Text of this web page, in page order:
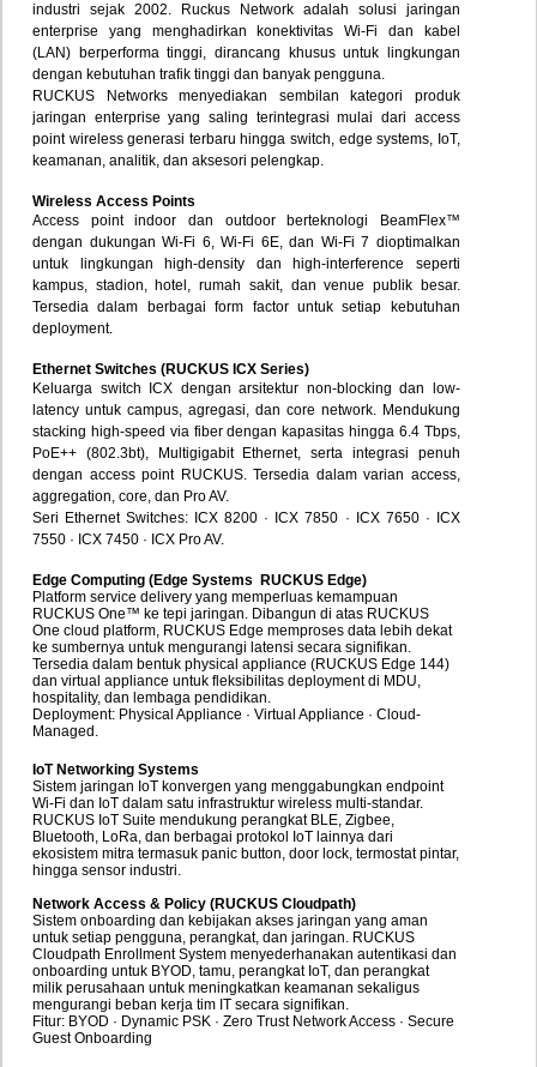
industri sejak 2002. Ruckus Network adalah solusi jaringan
enterprise yang menghadirkan konektivitas Wi-Fi dan kabel
(LAN) berperforma tinggi, dirancang khusus untuk lingkungan
dengan kebutuhan trafik tinggi dan banyak pengguna.
RUCKUS Networks menyediakan sembilan kategori produk
jaringan enterprise yang saling terintegrasi mulai dari access
point wireless generasi terbaru hingga switch, edge systems, IoT,
keamanan, analitik, dan aksesori pelengkap.
Wireless Access Points
Access point indoor dan outdoor berteknologi BeamFlex™
dengan dukungan Wi-Fi 6, Wi-Fi 6E, dan Wi-Fi 7 dioptimalkan
untuk lingkungan high-density dan high-interference seperti
kampus, stadion, hotel, rumah sakit, dan venue publik besar.
Tersedia dalam berbagai form factor untuk setiap kebutuhan
deployment.
Ethernet Switches (RUCKUS ICX Series)
Keluarga switch ICX dengan arsitektur non-blocking dan low-
latency untuk campus, agregasi, dan core network. Mendukung
stacking high-speed via fiber dengan kapasitas hingga 6.4 Tbps,
PoE++ (802.3bt), Multigigabit Ethernet, serta integrasi penuh
dengan access point RUCKUS. Tersedia dalam varian access,
aggregation, core, dan Pro AV.
Seri Ethernet Switches: ICX 8200 · ICX 7850 · ICX 7650 · ICX
7550 · ICX 7450 · ICX Pro AV.
Edge Computing (Edge Systems RUCKUS Edge)
Platform service delivery yang memperluas kemampuan
RUCKUS One™ ke tepi jaringan. Dibangun di atas RUCKUS
One cloud platform, RUCKUS Edge memproses data lebih dekat
ke sumbernya untuk mengurangi latensi secara signifikan.
Tersedia dalam bentuk physical appliance (RUCKUS Edge 144)
dan virtual appliance untuk fleksibilitas deployment di MDU,
hospitality, dan lembaga pendidikan.
Deployment: Physical Appliance · Virtual Appliance · Cloud-
Managed.
IoT Networking Systems
Sistem jaringan IoT konvergen yang menggabungkan endpoint
Wi-Fi dan IoT dalam satu infrastruktur wireless multi-standar.
RUCKUS IoT Suite mendukung perangkat BLE, Zigbee,
Bluetooth, LoRa, dan berbagai protokol IoT lainnya dari
ekosistem mitra termasuk panic button, door lock, termostat pintar,
hingga sensor industri.
Network Access & Policy (RUCKUS Cloudpath)
Sistem onboarding dan kebijakan akses jaringan yang aman
untuk setiap pengguna, perangkat, dan jaringan. RUCKUS
Cloudpath Enrollment System menyederhanakan autentikasi dan
onboarding untuk BYOD, tamu, perangkat IoT, dan perangkat
milik perusahaan untuk meningkatkan keamanan sekaligus
mengurangi beban kerja tim IT secara signifikan.
Fitur: BYOD · Dynamic PSK · Zero Trust Network Access · Secure
Guest Onboarding